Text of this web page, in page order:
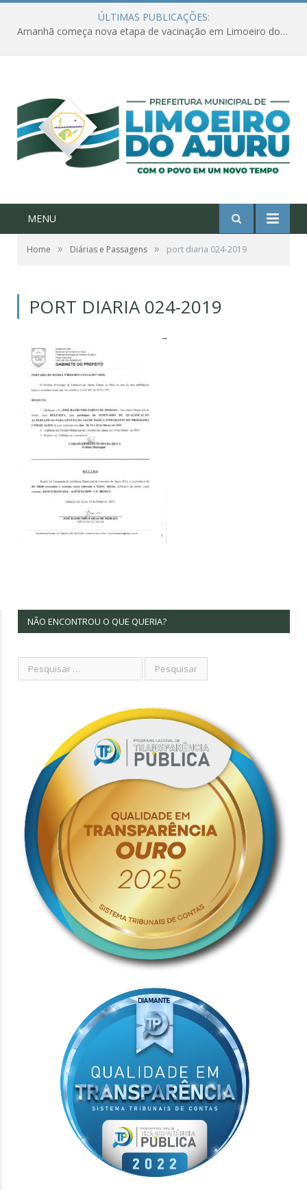
ÚLTIMAS PUBLICAÇÕES:
Amanhã começa nova etapa de vacinação em Limoeiro do Ajuru para idosos com 65 ou mais
MENU
Home » Diárias e Passagens » port diaria 024-2019
PORT DIARIA 024-2019
NÃO ENCONTROU O QUE QUERIA?